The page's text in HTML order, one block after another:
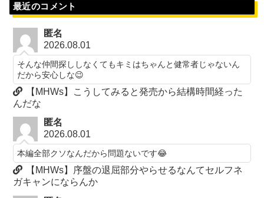
最近のコメント
匿名
2026.08.01
そんな仲間探ししなくてもキミはちゃんと健常者じゃないん
だから安心しな😉
【MHWs】こうしてみると発売から結構時間経った
んだな
匿名
2026.08.01
本編全部クソなんだから問題ないです😂
【MHWs】序盤の退屈部分やらせるなんてセルフネ
ガキャンにならんか